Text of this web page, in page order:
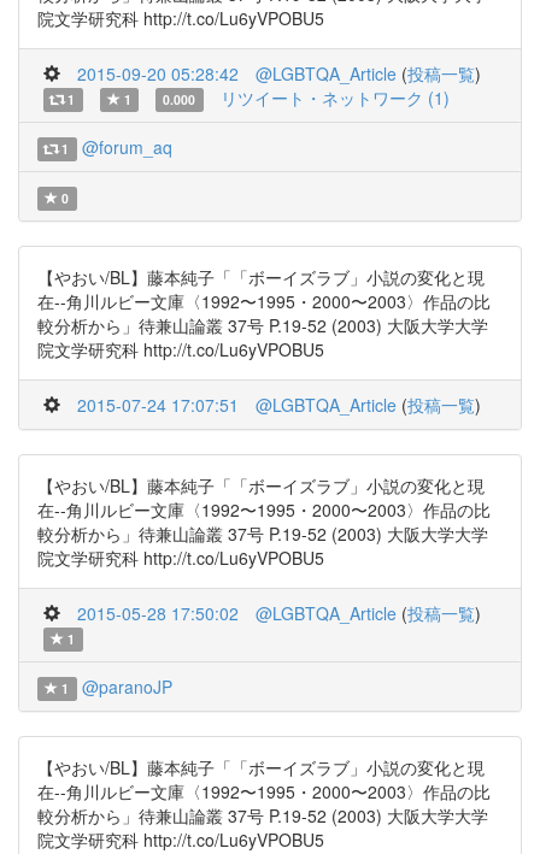
院文学研究科 http://t.co/Lu6yVPOBU5
2015-09-20 05:28:42 @LGBTQA_Article (投稿一覧)
1 1 0.000 リツイート・ネットワーク (1)
1 @forum_aq
0
【やおい/BL】藤本純子「「ボーイズラブ」小説の変化と現
在--角川ルビー文庫〈1992〜1995・2000〜2003〉作品の比
較分析から」待兼山論叢 37号 P.19-52 (2003) 大阪大学大学
院文学研究科 http://t.co/Lu6yVPOBU5
2015-07-24 17:07:51 @LGBTQA_Article (投稿一覧)
【やおい/BL】藤本純子「「ボーイズラブ」小説の変化と現
在--角川ルビー文庫〈1992〜1995・2000〜2003〉作品の比
較分析から」待兼山論叢 37号 P.19-52 (2003) 大阪大学大学
院文学研究科 http://t.co/Lu6yVPOBU5
2015-05-28 17:50:02 @LGBTQA_Article (投稿一覧)
1
1 @paranoJP
【やおい/BL】藤本純子「「ボーイズラブ」小説の変化と現
在--角川ルビー文庫〈1992〜1995・2000〜2003〉作品の比
較分析から」待兼山論叢 37号 P.19-52 (2003) 大阪大学大学
院文学研究科 http://t.co/Lu6yVPOBU5